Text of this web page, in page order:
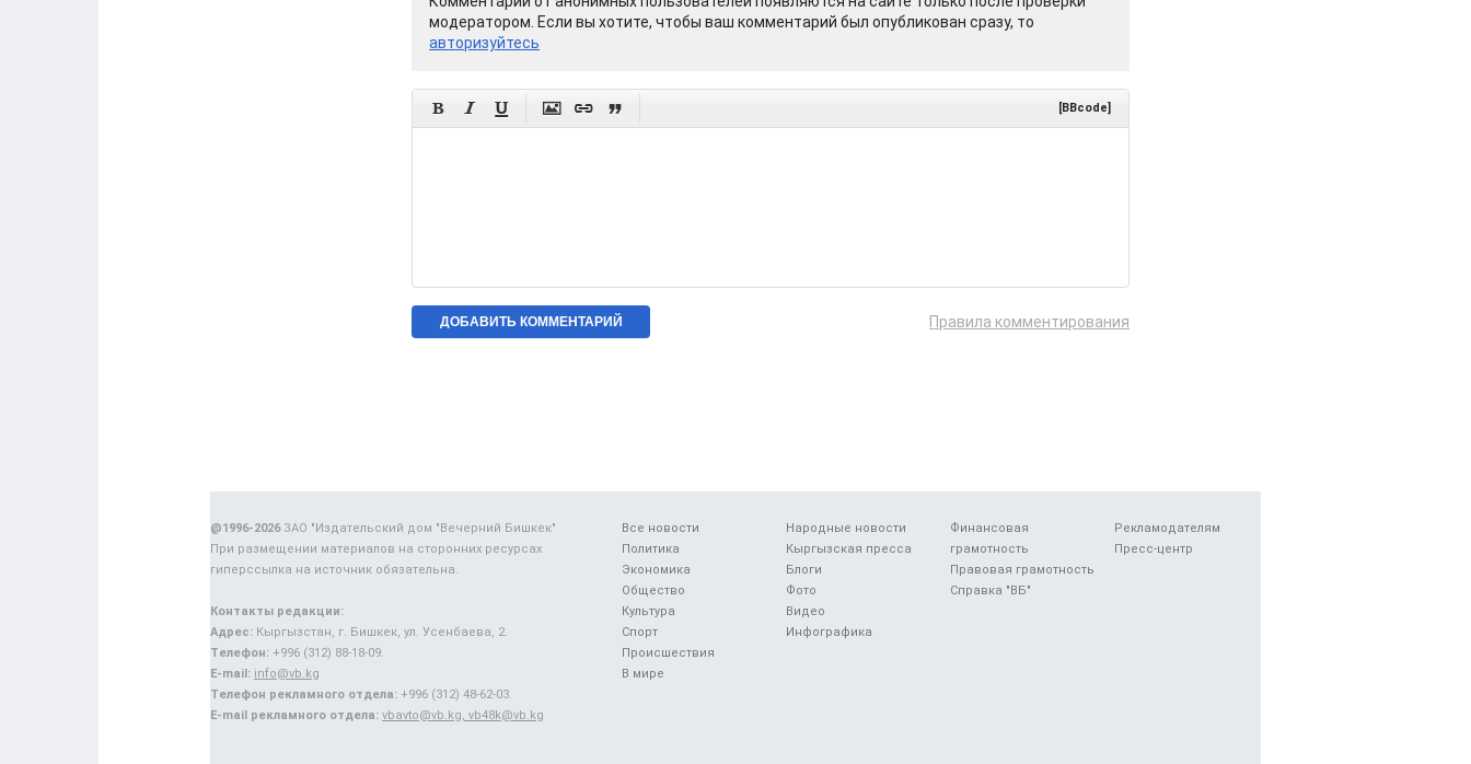
модератором. Если вы хотите, чтобы ваш комментарий был опубликован сразу, то
авторизуйтесь
      [BBcode]
Правила комментирования
Все новости
Политика
Экономика
Общество
Культура
Спорт
Происшествия
В мире
Народные новости
Кыргызская пресса
Блоги
Фото
Видео
Инфографика
Финансовая
грамотность
Правовая грамотность
Справка "ВБ"
Рекламодателям
Пресс-центр
@1996-2026ЗАО "Издательский дом "Вечерний Бишкек"
При размещении материалов на сторонних ресурсах
гиперссылка на источник обязательна.
Контакты редакции:
Адрес: Кыргызстан, г. Бишкек, ул. Усенбаева, 2.
Телефон: +996 (312) 88-18-09.
E-mail: info@vb.kg
Телефон рекламного отдела: +996 (312) 48-62-03.
E-mail рекламного отдела: vbavto@vb.kg, vb48k@vb.kg